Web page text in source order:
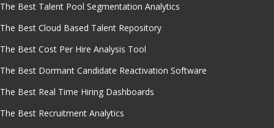
The Best Talent Pool Segmentation Analytics
The Best Cloud Based Talent Repository
The Best Cost Per Hire Analysis Tool
The Best Dormant Candidate Reactivation Software
The Best Real Time Hiring Dashboards
The Best Recruitment Analytics